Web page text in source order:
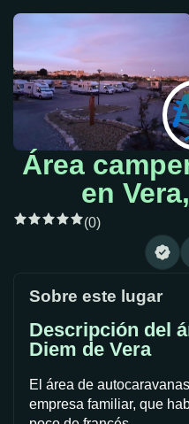
Área
en
(0)
Sobre este lugar
Descripción del
Diem de Vera
El área de
empresa familiar, que